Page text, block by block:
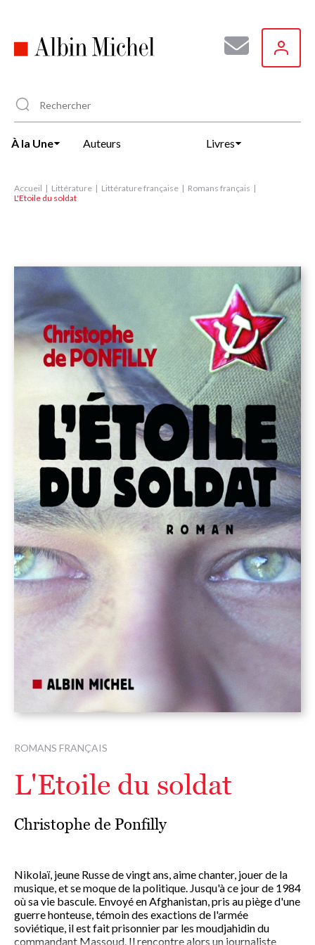
principal
À la Une Auteurs Livres
Accueil Littérature Littérature française
Romans français
L'Etoile du soldat
ROMANS FRANÇAIS
L'Etoile du soldat
Christophe de Ponfilly
Nikolaï, jeune Russe de vingt ans, aime chanter, jouer de la
musique, et se moque de la politique. Jusqu'à ce jour de 1984
où sa vie bascule. Envoyé en Afghanistan, pris au piège d'une
guerre honteuse, témoin des exactions de l'armée
soviétique, il est fait prisonnier par les moudjahidin du
commandant Massoud. Il rencontre alors un journaliste